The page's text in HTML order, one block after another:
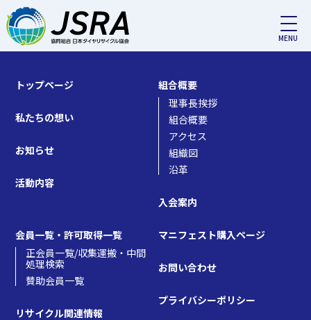
対応エリア（中間処理）:
有限会社セルダムコーポレーション（島根県安来市広瀬町菅原
476-4）
トップページ
私たちの想い
お知らせ
活動内容
組合概要
理事長挨拶
組合概要
アクセス
組織図
沿革
入会案内
会員一覧・許可取得一覧
正会員一覧/収集運搬・中間
処理検索
賛助会員一覧
リサイクル関連情報
マニフェスト購入ページ
お問い合わせ
プライバシーポリシー